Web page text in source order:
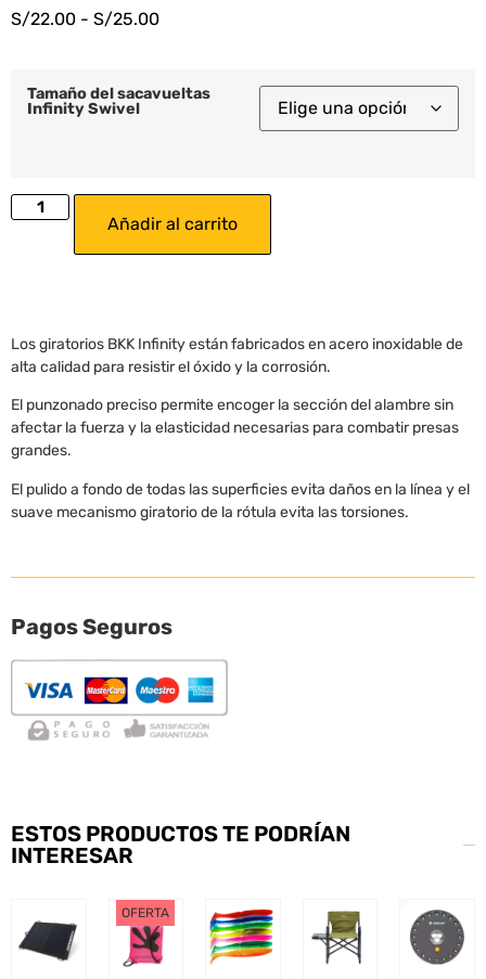
S/22.00 - S/25.00
Tamaño del sacavueltas
Infinity Swivel
Añadir al carrito
Los giratorios BKK Infinity están fabricados en acero inoxidable de
alta calidad para resistir el óxido y la corrosión.
El punzonado preciso permite encoger la sección del alambre sin
afectar la fuerza y ​​la elasticidad necesarias para combatir presas
grandes.
El pulido a fondo de todas las superficies evita daños en la línea y el
suave mecanismo giratorio de la rótula evita las torsiones.
Pagos Seguros
ESTOS PRODUCTOS TE PODRÍAN
INTERESAR
OFERTA